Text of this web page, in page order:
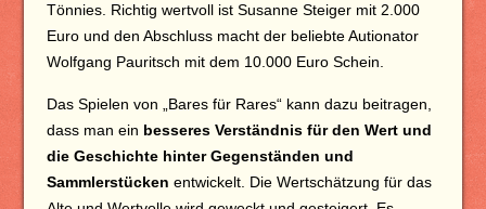
Tönnies. Richtig wertvoll ist Susanne Steiger mit 2.000
Euro und den Abschluss macht der beliebte Autionator
Wolfgang Pauritsch mit dem 10.000 Euro Schein.
Das Spielen von „Bares für Rares“ kann dazu beitragen,
dass man ein besseres Verständnis für den Wert und
die Geschichte hinter Gegenständen und
Sammlerstücken entwickelt. Die Wertschätzung für das